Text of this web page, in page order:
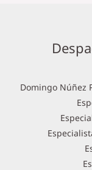
Domingo Núñez